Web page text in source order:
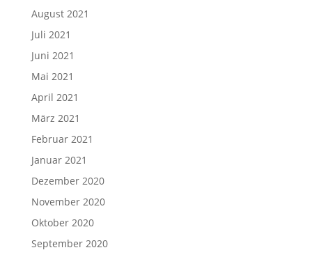
August 2021
Juli 2021
Juni 2021
Mai 2021
April 2021
März 2021
Februar 2021
Januar 2021
Dezember 2020
November 2020
Oktober 2020
September 2020